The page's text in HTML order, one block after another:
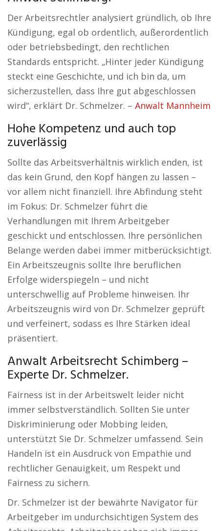
Der Arbeitsrechtler analysiert gründlich, ob Ihre
Kündigung, egal ob ordentlich, außerordentlich
oder betriebsbedingt, den rechtlichen
Standards entspricht. „Hinter jeder Kündigung
steckt eine Geschichte, und ich bin da, um
sicherzustellen, dass Ihre gut abgeschlossen
wird“, erklärt Dr. Schmelzer. – Anwalt Mannheim
Hohe Kompetenz und auch top
zuverlässig
Sollte das Arbeitsverhältnis wirklich enden, ist
das kein Grund, den Kopf hängen zu lassen –
vor allem nicht finanziell. Ihre Abfindung steht
im Fokus: Dr. Schmelzer führt die
Verhandlungen mit Ihrem Arbeitgeber
geschickt und entschlossen. Ihre persönlichen
Belange werden dabei immer mitberücksichtigt.
Ein Arbeitszeugnis sollte Ihre beruflichen
Erfolge widerspiegeln – und nicht
unterschwellig auf Probleme hinweisen. Ihr
Arbeitszeugnis wird von Dr. Schmelzer geprüft
und verfeinert, sodass es Ihre Stärken ideal
präsentiert.
Anwalt Arbeitsrecht Schimberg –
Experte Dr. Schmelzer.
Fairness ist in der Arbeitswelt leider nicht
immer selbstverständlich. Sollten Sie unter
Diskriminierung oder Mobbing leiden,
unterstützt Sie Dr. Schmelzer umfassend. Sein
Handeln ist ein Ausdruck von Empathie und
rechtlicher Genauigkeit, um Respekt und
Fairness zu sichern.
Dr. Schmelzer ist der bewährte Navigator für
Arbeitgeber im undurchsichtigen System des